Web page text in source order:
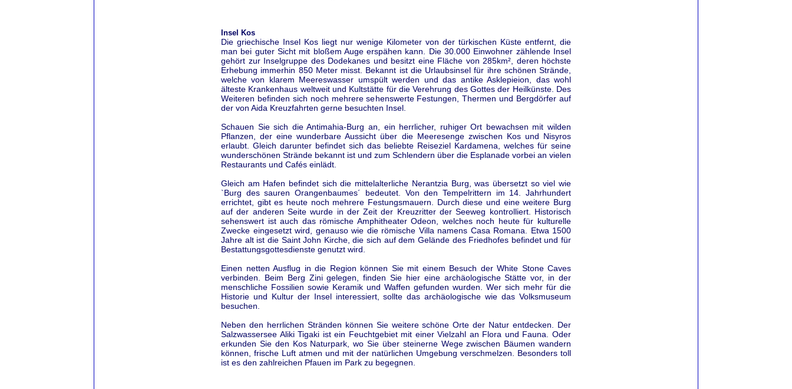
Insel Kos
Die griechische Insel Kos liegt nur wenige Kilometer von der türkischen Küste entfernt, die
man bei guter Sicht mit bloßem Auge erspähen kann. Die 30.000 Einwohner zählende Insel
gehört zur Inselgruppe des Dodekanes und besitzt eine Fläche von 285km², deren höchste
Erhebung immerhin 850 Meter misst. Bekannt ist die Urlaubsinsel für ihre schönen Strände,
welche von klarem Meereswasser umspült werden und das antike Asklepieion, das wohl
älteste Krankenhaus weltweit und Kultstätte für die Verehrung des Gottes der Heilkünste. Des
Weiteren befinden sich noch mehrere sehenswerte Festungen, Thermen und Bergdörfer auf
der von Aida Kreuzfahrten gerne besuchten Insel.
Schauen Sie sich die Antimahia-Burg an, ein herrlicher, ruhiger Ort bewachsen mit wilden
Pflanzen, der eine wunderbare Aussicht über die Meeresenge zwischen Kos und Nisyros
erlaubt. Gleich darunter befindet sich das beliebte Reiseziel Kardamena, welches für seine
wunderschönen Strände bekannt ist und zum Schlendern über die Esplanade vorbei an vielen
Restaurants und Cafés einlädt.
Gleich am Hafen befindet sich die mittelalterliche Nerantzia Burg, was übersetzt so viel wie
`Burg des sauren Orangenbaumes´ bedeutet. Von den Tempelrittern im 14. Jahrhundert
errichtet, gibt es heute noch mehrere Festungsmauern. Durch diese und eine weitere Burg
auf der anderen Seite wurde in der Zeit der Kreuzritter der Seeweg kontrolliert. Historisch
sehenswert ist auch das römische Amphitheater Odeon, welches noch heute für kulturelle
Zwecke eingesetzt wird, genauso wie die römische Villa namens Casa Romana. Etwa 1500
Jahre alt ist die Saint John Kirche, die sich auf dem Gelände des Friedhofes befindet und für
Bestattungsgottesdienste genutzt wird.
Einen netten Ausflug in die Region können Sie mit einem Besuch der White Stone Caves
verbinden. Beim Berg Zini gelegen, finden Sie hier eine archäologische Stätte vor, in der
menschliche Fossilien sowie Keramik und Waffen gefunden wurden. Wer sich mehr für die
Historie und Kultur der Insel interessiert, sollte das archäologische wie das Volksmuseum
besuchen.
Neben den herrlichen Stränden können Sie weitere schöne Orte der Natur entdecken. Der
Salzwassersee Aliki Tigaki ist ein Feuchtgebiet mit einer Vielzahl an Flora und Fauna. Oder
erkunden Sie den Kos Naturpark, wo Sie über steinerne Wege zwischen Bäumen wandern
können, frische Luft atmen und mit der natürlichen Umgebung verschmelzen. Besonders toll
ist es den zahlreichen Pfauen im Park zu begegnen.